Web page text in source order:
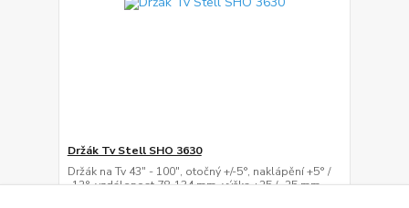
Držák Tv Stell SHO 3630
Držák na Tv 43" - 100", otočný +/-5°, naklápění +5° /
-12°, vzdálenost 78-134 mm, výška +25 / -25 mm,